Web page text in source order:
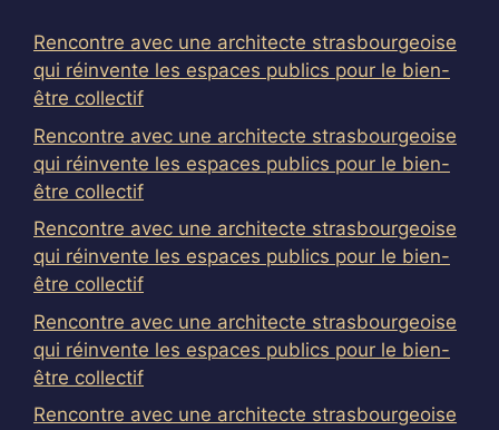
Rencontre avec une architecte strasbourgeoise
qui réinvente les espaces publics pour le bien-
être collectif
Rencontre avec une architecte strasbourgeoise
qui réinvente les espaces publics pour le bien-
être collectif
Rencontre avec une architecte strasbourgeoise
qui réinvente les espaces publics pour le bien-
être collectif
Rencontre avec une architecte strasbourgeoise
qui réinvente les espaces publics pour le bien-
être collectif
Rencontre avec une architecte strasbourgeoise